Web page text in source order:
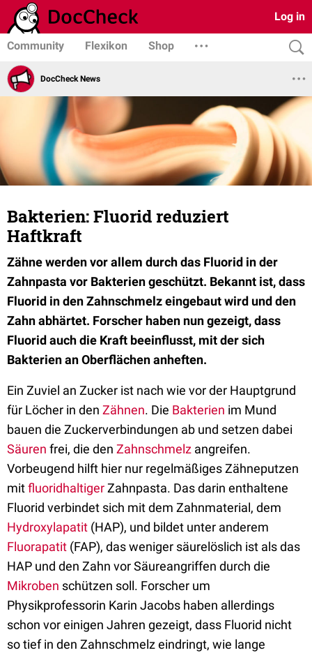
Log in
Community Flexikon Shop
DocCheck News
Bakterien: Fluorid reduziert
Haftkraft
Zähne werden vor allem durch das Fluorid in der
Zahnpasta vor Bakterien geschützt. Bekannt ist, dass
Fluorid in den Zahnschmelz eingebaut wird und den
Zahn abhärtet. Forscher haben nun gezeigt, dass
Fluorid auch die Kraft beeinflusst, mit der sich
Bakterien an Oberflächen anheften.
Ein Zuviel an Zucker ist nach wie vor der Hauptgrund
für Löcher in den Zähnen. Die Bakterien im Mund
bauen die Zuckerverbindungen ab und setzen dabei
Säuren frei, die den Zahnschmelz angreifen.
Vorbeugend hilft hier nur regelmäßiges Zähneputzen
mitfluoridhaltigerZahnpasta. Das darin enthaltene
Fluorid verbindet sich mit dem Zahnmaterial, dem
Hydroxylapatit (HAP), und bildet unter anderem
Fluorapatit (FAP), das weniger säurelöslich ist als das
HAP und den Zahn vor Säureangriffen durch die
Mikroben schützen soll. Forscher um
Physikprofessorin Karin Jacobs haben allerdings
schon vor einigen Jahren gezeigt, dass Fluorid nicht
so tief in den Zahnschmelz eindringt, wie lange